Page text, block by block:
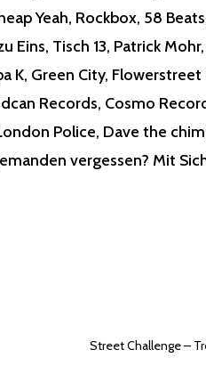
Yeah, Rockbox, 58 Beats
Eins, Tisch 13, Patrick
K, Green City,
Records, Cosmo
Police, Dave the
vergessen? Mit
Street Challenge –